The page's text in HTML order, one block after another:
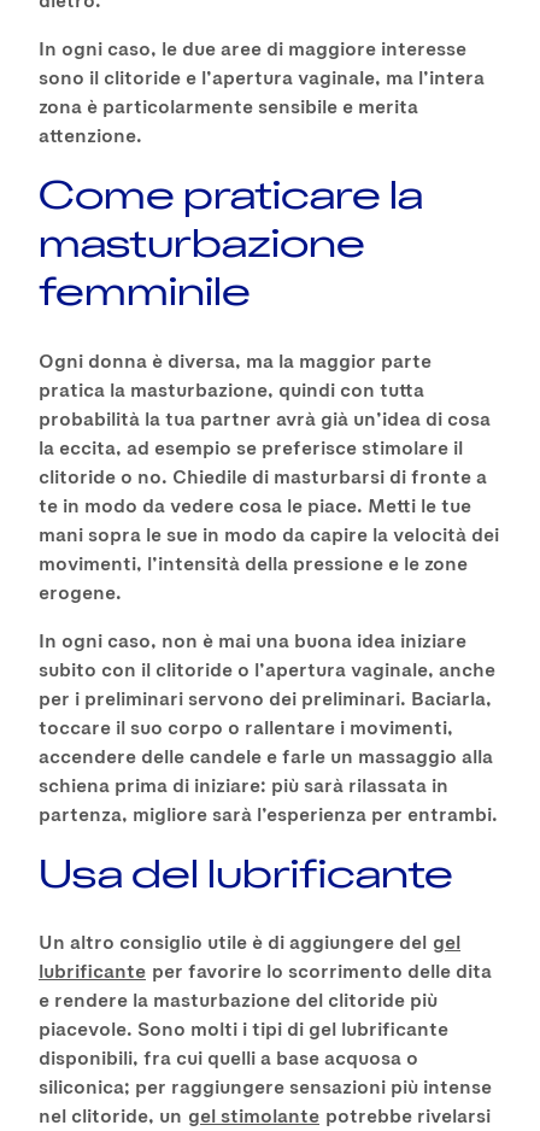
In ogni caso, le due aree di maggiore interesse
sono il clitoride e l’apertura vaginale, ma l’intera
zona è particolarmente sensibile e merita
attenzione.
Come praticare la
masturbazione
femminile
Ogni donna è diversa, ma la maggior parte
pratica la masturbazione, quindi con tutta
probabilità la tua partner avrà già un’idea di cosa
la eccita, ad esempio se preferisce stimolare il
clitoride o no. Chiedile di masturbarsi di fronte a
te in modo da vedere cosa le piace. Metti le tue
mani sopra le sue in modo da capire la velocità dei
movimenti, l’intensità della pressione e le zone
erogene.
In ogni caso, non è mai una buona idea iniziare
subito con il clitoride o l’apertura vaginale, anche
per i preliminari servono dei preliminari. Baciarla,
toccare il suo corpo o rallentare i movimenti,
accendere delle candele e farle un massaggio alla
schiena prima di iniziare: più sarà rilassata in
partenza, migliore sarà l’esperienza per entrambi.
Usa del lubrificante
Un altro consiglio utile è di aggiungere del gel
lubrificante per favorire lo scorrimento delle dita
e rendere la masturbazione del clitoride più
piacevole. Sono molti i tipi di gel lubrificante
disponibili, fra cui quelli a base acquosa o
siliconica; per raggiungere sensazioni più intense
nel clitoride, un gel stimolante potrebbe rivelarsi